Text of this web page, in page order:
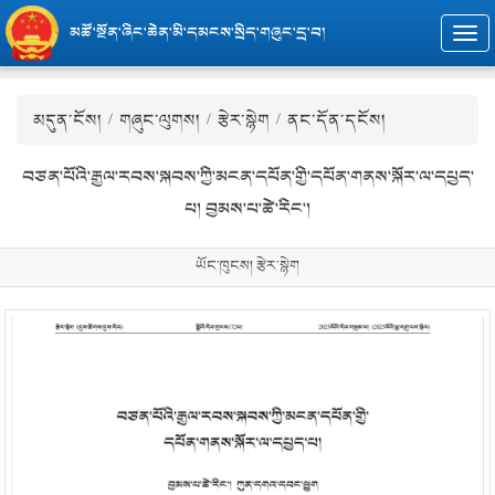
མཚོ་སྔོན་ཞིང་ཆེན་མི་དམངས་སྲིད་གཞུང་དྲ་བ།
མདུན་ངོས། / གཞུང་ལུགས། / རྩེར་སྙེག / ནང་དོན་དངོས།
བཙན་པོའི་རྒྱལ་རབས་སྐབས་ཀྱི་མངན་དཔོན་གྱི་དཔོན་གནས་སྐོར་ལ་དཔྱད་
པ། བྱམས་པ་ཚེ་རིང་།
ཡོང་ཁུངས། རྩེར་སྙེག